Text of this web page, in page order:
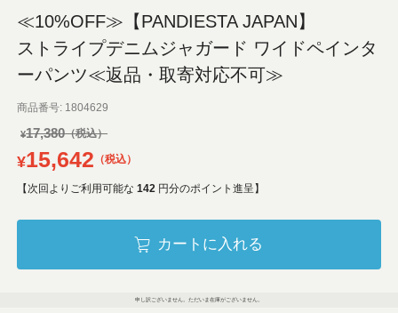
≪10%OFF≫【PANDIESTA JAPAN】
ストライプデニムジャガード ワイドペインタ
ーパンツ≪返品・取寄対応不可≫
商品番号 1804629
¥17,380
¥15,642 税込
【次回よりご利用可能な 142 円分のポイント進呈】
カートに入れる
申し訳ございません。ただいま在庫がございません。